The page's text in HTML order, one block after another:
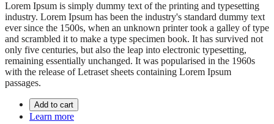
Lorem Ipsum is simply dummy text of the printing and typesetting
industry. Lorem Ipsum has been the industry's standard dummy text
ever since the 1500s, when an unknown printer took a galley of type
and scrambled it to make a type specimen book. It has survived not
only five centuries, but also the leap into electronic typesetting,
remaining essentially unchanged. It was popularised in the 1960s
with the release of Letraset sheets containing Lorem Ipsum
passages.
Add to cart
Learn more